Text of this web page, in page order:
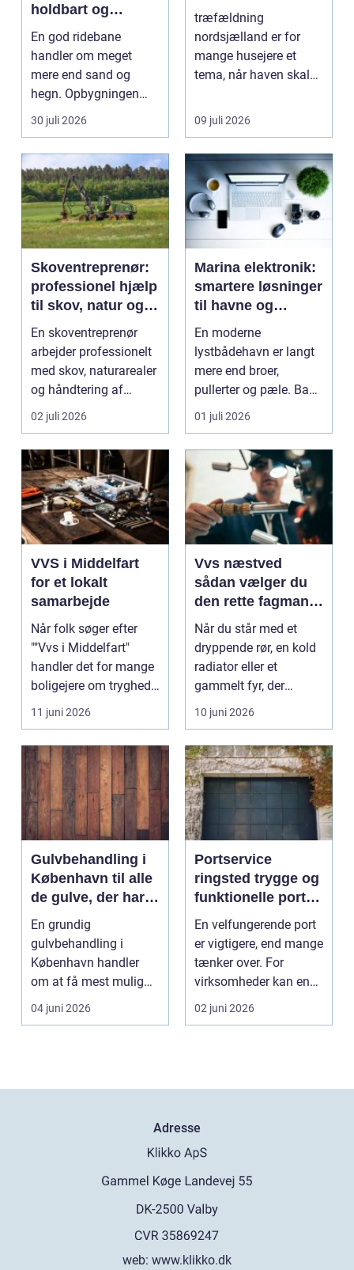
holdbart og
funktionelt
underlag
En god ridebane
handler om meget
mere end sand og
hegn. Opbygningen
under overfladen afgør,
hvor meg...
30 juli 2026
træfældning
nordsjælland er for
mange husejere et
tema, når haven skal
udsigten skal ...
09 juli 2026
Skoventreprenør:
professionel hjælp
til skov, natur og
træopgaver
En skoventreprenør
arbejder professionelt
med skov, naturarealer
og håndtering af
tr&ae...
02 juli 2026
Marina elektronik:
smartere løsninger
til havne og
bådejere
En moderne
lystbådehavn er langt
mere end broer,
pullerter og pæle. Bag
kulissen ligger et net af
st...
01 juli 2026
VVS i Middelfart
for et lokalt
samarbejde
Når folk søger efter
""Vvs i Middelfart"
handler det for mange
boligejere om tryghed i
...
11 juni 2026
Vvs næstved
sådan vælger du
den rette fagmand
til vand, varme og
energi
Når du står med et
dryppende rør, en kold
radiator eller et
gammelt fyr, der
synger på sidste vers,
10 juni 2026
Gulvbehandling i
København til alle
de gulve, der har
brug for
førstehjælp
En grundig
gulvbehandling i
København handler
om at få mest mulig
kvalitet og levetid u...
04 juni 2026
Portservice
ringsted trygge og
funktionelle porte i
hverdagen
En velfungerende port
er vigtigere, end mange
tænker over. For
virksomheder kan en
defekt port betyd...
02 juni 2026
Adresse
web: www.klikko.dk